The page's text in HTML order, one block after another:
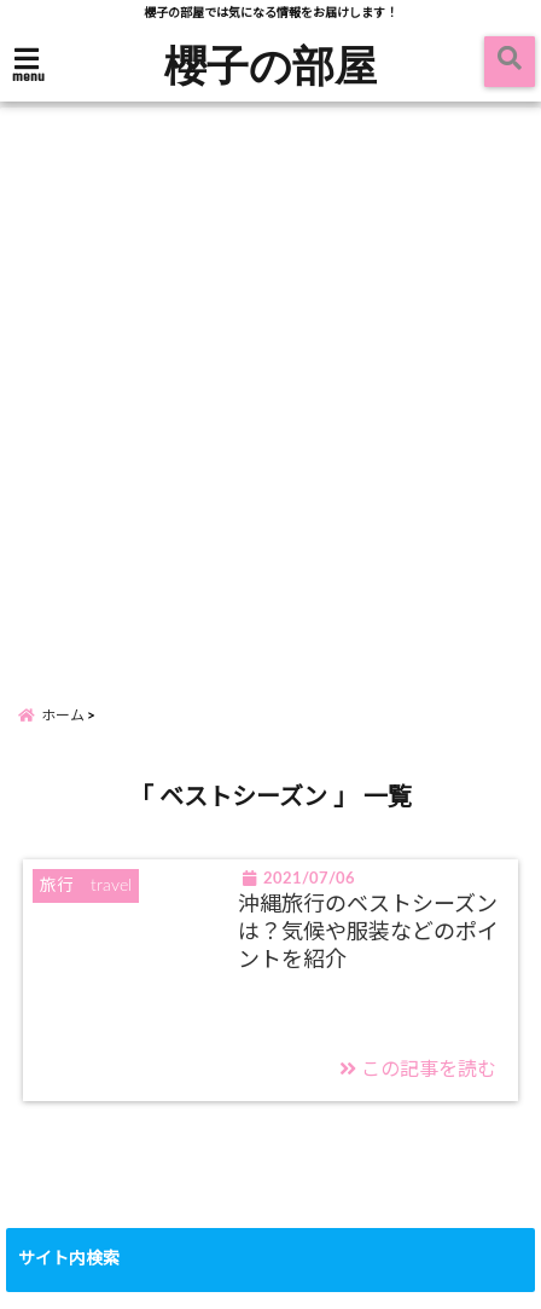
櫻子の部屋では気になる情報をお届けします！
menu 櫻子の部屋
ホーム
「 ベストシーズン 」 一覧
旅行 travel 2021/07/06
沖縄旅行のベストシーズン
は？気候や服装などのポイ
ントを紹介
この記事を読む
サイト内検索